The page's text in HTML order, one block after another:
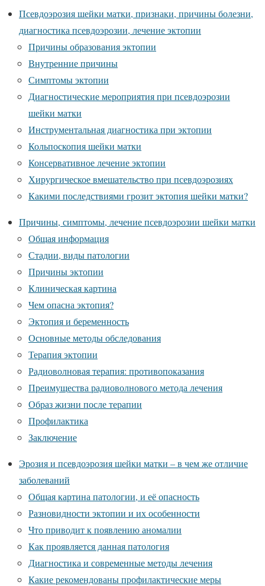
Псевдоэрозия шейки матки, признаки, причины болезни,
диагностика псевдоэрозии, лечение эктопии
Причины образования эктопии
Внутренние причины
Симптомы эктопии
Диагностические мероприятия при псевдоэрозии
шейки матки
Инструментальная диагностика при эктопии
Кольпоскопия шейки матки
Консервативное лечение эктопии
Хирургическое вмешательство при псевдоэрозиях
Какими последствиями грозит эктопия шейки матки?
Причины, симптомы, лечение псевдоэрозии шейки матки
Общая информация
Стадии, виды патологии
Причины эктопии
Клиническая картина
Чем опасна эктопия?
Эктопия и беременность
Основные методы обследования
Терапия эктопии
Радиоволновая терапия: противопоказания
Преимущества радиоволнового метода лечения
Образ жизни после терапии
Профилактика
Заключение
Эрозия и псевдоэрозия шейки матки – в чем же отличие
заболеваний
Общая картина патологии, и её опасность
Разновидности эктопии и их особенности
Что приводит к появлению аномалии
Как проявляется данная патология
Диагностика и современные методы лечения
Какие рекомендованы профилактические меры